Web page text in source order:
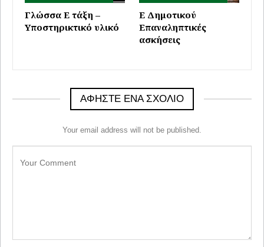
Γλώσσα Ε τάξη –
Υποστηρικτικό υλικό
Ε Δημοτικού
Επαναληπτικές
ασκήσεις
ΑΦΉΣΤΕ ΈΝΑ ΣΧΌΛΙΟ
Your email address will not be published.